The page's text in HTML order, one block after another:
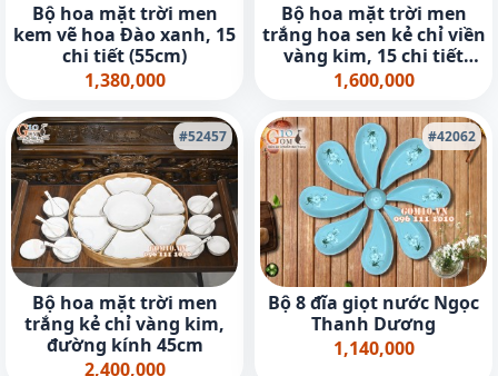
Bộ hoa mặt trời men
kem vẽ hoa Đào xanh, 15
chi tiết (55cm)
1,380,000
Bộ hoa mặt trời men
trắng hoa sen kẻ chỉ viền
vàng kim, 15 chi tiết
đường kính 55cm
1,600,000
#52457
Bộ hoa mặt trời men
trắng kẻ chỉ vàng kim,
đường kính 45cm
2,400,000
#42062
Bộ 8 đĩa giọt nước Ngọc
Thanh Dương
1,140,000